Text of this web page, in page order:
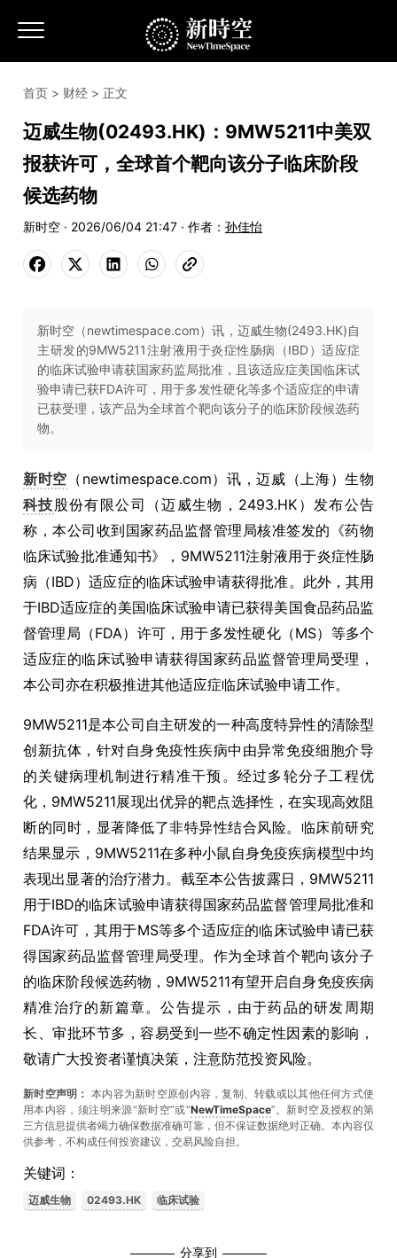
首页 > 财经 > 正文
迈威生物(02493.HK)：9MW5211中美双
报获许可，全球首个靶向该分子临床阶段
候选药物
新时空 · 2026/06/04 21:47 · 作者： 孙佳怡
新时空（newtimespace.com）讯，迈威生物(2493.HK)自
主研发的9MW5211注射液用于炎症性肠病（IBD）适应症
的临床试验申请获国家药监局批准，且该适应症美国临床试
验申请已获FDA许可，用于多发性硬化等多个适应症的申请
已获受理，该产品为全球首个靶向该分子的临床阶段候选药
物。
新时空 （newtimespace.com）讯，迈威（上海）生物
科技股份有限公司（迈威生物，2493.HK）发布公告
称，本公司收到国家药品监督管理局核准签发的《药物
临床试验批准通知书》，9MW5211注射液用于炎症性肠
病（IBD）适应症的临床试验申请获得批准。此外，其用
于IBD适应症的美国临床试验申请已获得美国食品药品监
督管理局（FDA）许可，用于多发性硬化（MS）等多个
适应症的临床试验申请获得国家药品监督管理局受理，
本公司亦在积极推进其他适应症临床试验申请工作。
9MW5211是本公司自主研发的一种高度特异性的清除型
创新抗体，针对自身免疫性疾病中由异常免疫细胞介导
的关键病理机制进行精准干预。经过多轮分子工程优
化，9MW5211展现出优异的靶点选择性，在实现高效阻
断的同时，显著降低了非特异性结合风险。临床前研究
结果显示，9MW5211在多种小鼠自身免疫疾病模型中均
表现出显著的治疗潜力。截至本公告披露日，9MW5211
用于IBD的临床试验申请获得国家药品监督管理局批准和
FDA许可，其用于MS等多个适应症的临床试验申请已获
得国家药品监督管理局受理。作为全球首个靶向该分子
的临床阶段候选药物，9MW5211有望开启自身免疫疾病
精准治疗的新篇章。公告提示，由于药品的研发周期
长、审批环节多，容易受到一些不确定性因素的影响，
敬请广大投资者谨慎决策，注意防范投资风险。
新时空声明： 本内容为新时空原创内容，复制、转载或以其他任何方式使
用本内容，须注明来源“新时空”或“NewTimeSpace”。新时空及授权的第
三方信息提供者竭力确保数据准确可靠，但不保证数据绝对正确。本內容仅
供参考，不构成任何投资建议，交易风险自担。
关键词：
迈威生物 02493.HK 临床试验
分享到